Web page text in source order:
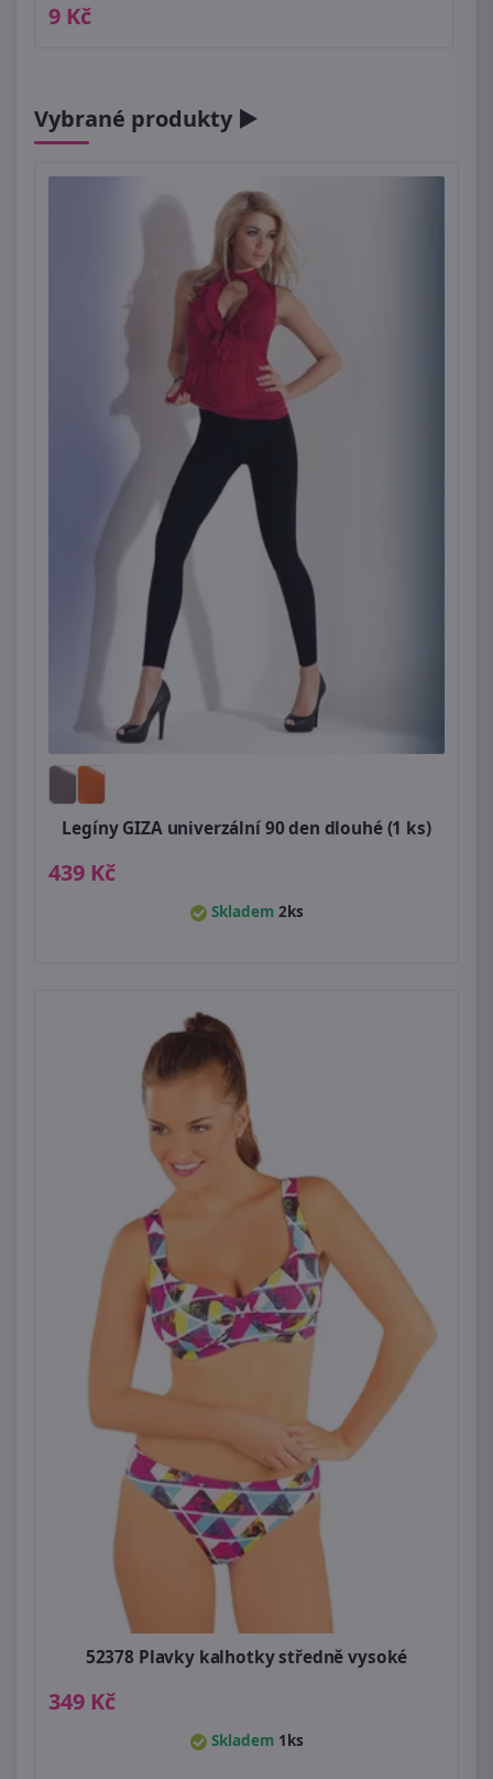
9 Kč
Vybrané produkty ►
Legíny GIZA univerzální 90 den dlouhé (1 ks)
439 Kč
Skladem 2ks
52378 Plavky kalhotky středně vysoké
349 Kč
Skladem 1ks